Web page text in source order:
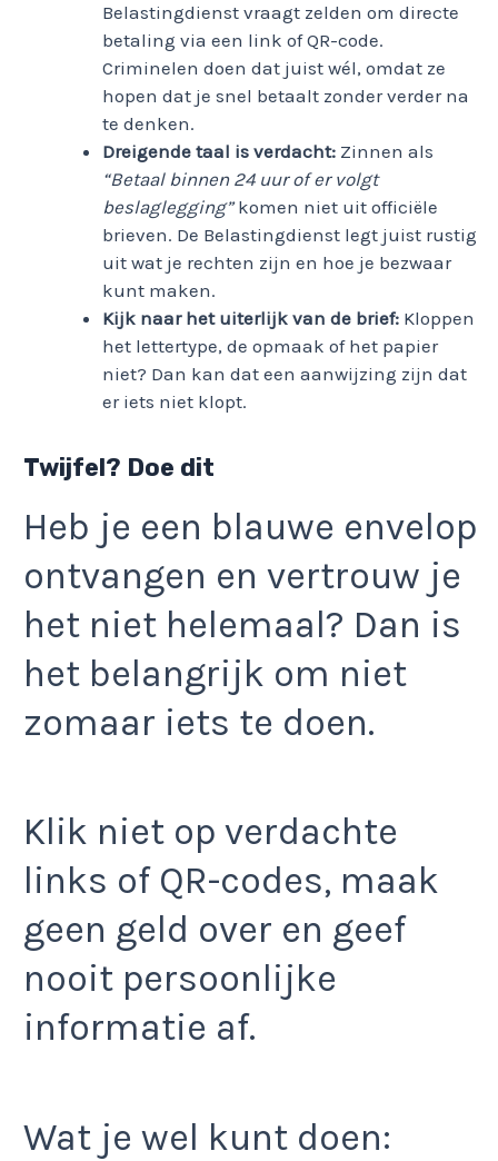
Belastingdienst vraagt zelden om directe
betaling via een link of QR-code.
Criminelen doen dat juist wél, omdat ze
hopen dat je snel betaalt zonder verder na
te denken.
Dreigende taal is verdacht: Zinnen als
“Betaal binnen 24 uur of er volgt
beslaglegging”komen niet uit officiële
brieven. De Belastingdienst legt juist rustig
uit wat je rechten zijn en hoe je bezwaar
kunt maken.
Kijk naar het uiterlijk van de brief: Kloppen
het lettertype, de opmaak of het papier
niet? Dan kan dat een aanwijzing zijn dat
er iets niet klopt.
Twijfel? Doe dit
Heb je een blauwe envelop
ontvangen en vertrouw je
het niet helemaal? Dan is
het belangrijk om niet
zomaar iets te doen.
Klik niet op verdachte
links of QR-codes, maak
geen geld over en geef
nooit persoonlijke
informatie af.
Wat je wel kunt doen: